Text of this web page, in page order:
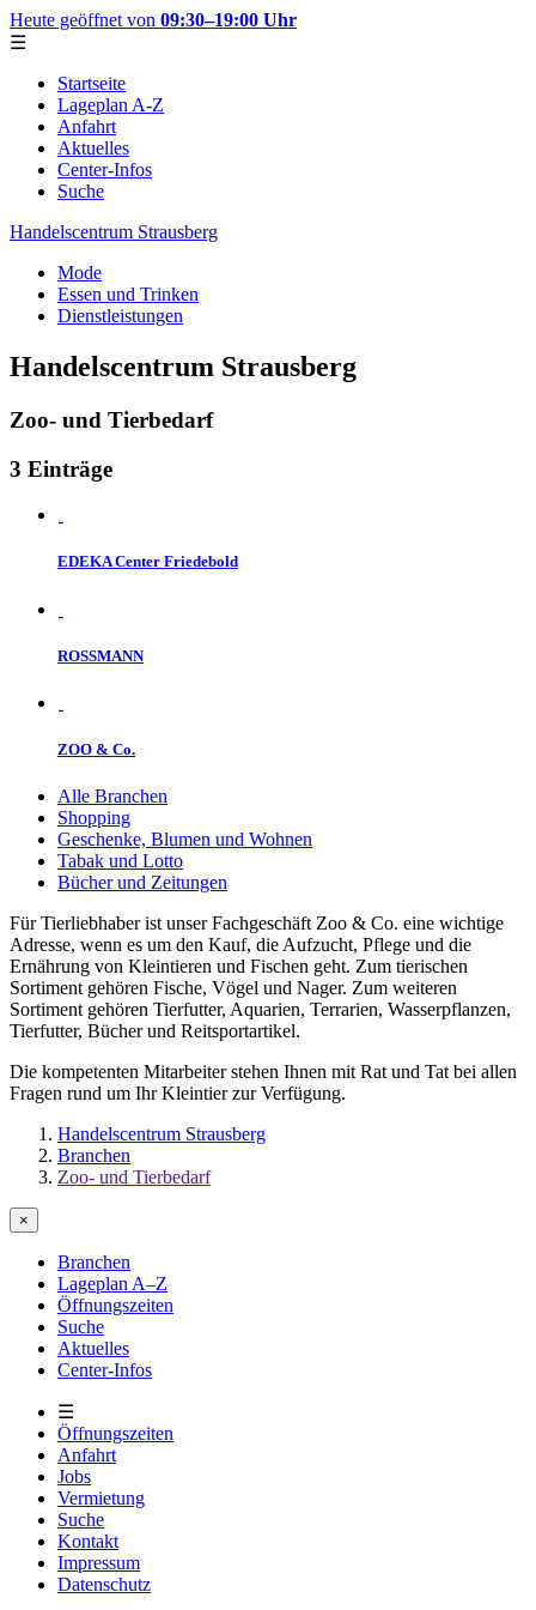
Heute geöffnet von 09:30–19:00 Uhr
☰
Startseite
Lageplan A-Z
Anfahrt
Aktuelles
Center-Infos
Suche
Handelscentrum Strausberg
Mode
Essen und Trinken
Dienstleistungen
Handelscentrum Strausberg
Zoo- und Tierbedarf
3 Einträge
EDEKA Center Friedebold
ROSSMANN
ZOO & Co.
Alle Branchen
Shopping
Geschenke, Blumen und Wohnen
Tabak und Lotto
Bücher und Zeitungen
Für Tierliebhaber ist unser Fachgeschäft Zoo & Co. eine wichtige
Adresse, wenn es um den Kauf, die Aufzucht, Pflege und die
Ernährung von Kleintieren und Fischen geht. Zum tierischen
Sortiment gehören Fische, Vögel und Nager. Zum weiteren
Sortiment gehören Tierfutter, Aquarien, Terrarien, Wasserpflanzen,
Tierfutter, Bücher und Reitsportartikel.
Die kompetenten Mitarbeiter stehen Ihnen mit Rat und Tat bei allen
Fragen rund um Ihr Kleintier zur Verfügung.
Handelscentrum Strausberg
Branchen
Zoo- und Tierbedarf
×
Branchen
Lageplan A–Z
Öffnungszeiten
Suche
Aktuelles
Center-Infos
☰
Öffnungszeiten
Anfahrt
Jobs
Vermietung
Suche
Kontakt
Impressum
Datenschutz